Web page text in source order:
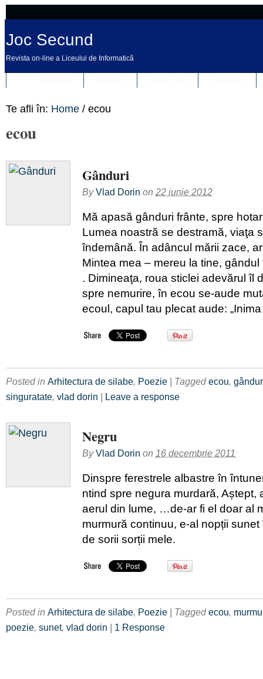
Joc Secund
Revista on-line a Liceului de Informatică
Te afli în: Home / ecou
ecou
Gânduri
ByVlad Dorin on 22 iunie 2012
Mă apasă gânduri frânte, spre
Lumea noastră se destramă, viaţa
îndemână. În adâncul mării zace,
Mintea mea – mereu la tine,
. Dimineaţa, roua sticlei adevărul îl
spre nemurire, în ecou se-aude
ecoul, capul tau plecat aude:
Posted in Arhitectura de silabe, Poezie | Taggedecou,
singuratate, vlad dorin | Leave a response
Negru
ByVlad Dorin on 16 decembrie 2011
Dinspre ferestrele albastre în
ntind spre negura murdară, Aștept,
aerul din lume, …de-ar fi el doar al
murmură continuu, e-al nopții
de sorii sorții mele.
Posted in Arhitectura de silabe, Poezie | Taggedecou,
poezie, sunet, vlad dorin | 1 Response